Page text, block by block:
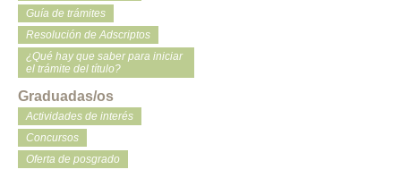
Guía de trámites
Resolución de Adscriptos
¿Qué hay que saber para iniciar
el trámite del título?
Graduadas/os
Actividades de interés
Concursos
Oferta de posgrado